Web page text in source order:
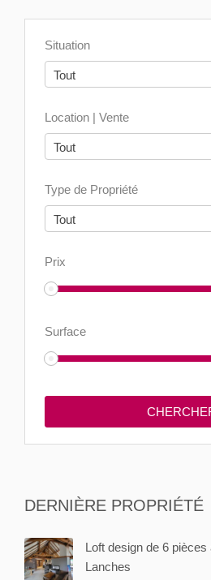
Situation
Tout
Location | Vente
Tout
Type de Propriété
Tout
Prix
Surface
DERNIÈRE PROPRIÉTÉ
Loft design de 6
Lanches